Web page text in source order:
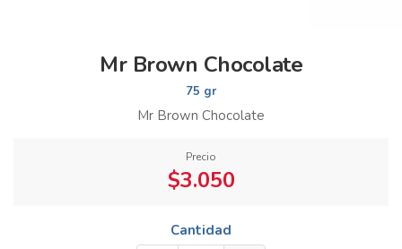
Mr Brown Chocolate
75 gr
Mr Brown Chocolate
Precio
$3.050
Cantidad